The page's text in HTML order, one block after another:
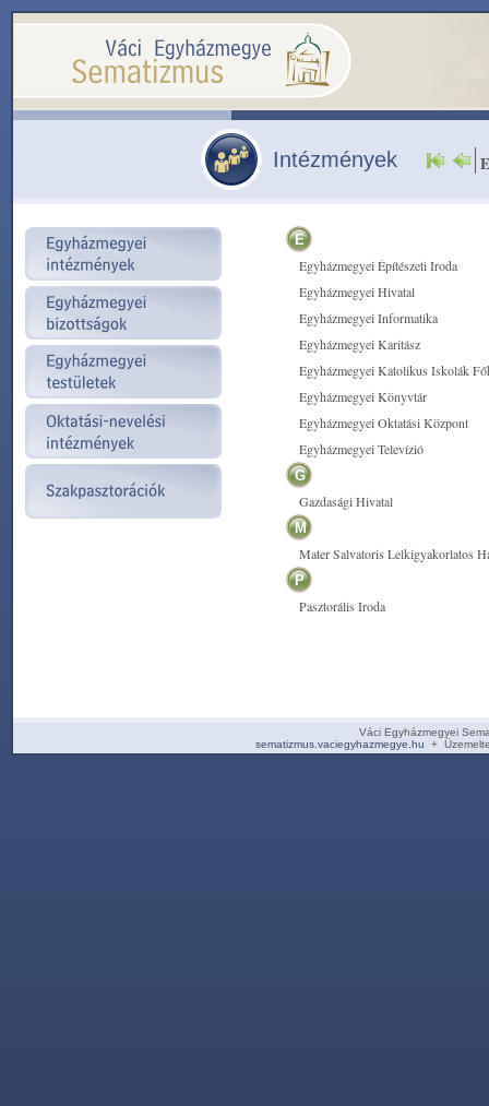
Intézmények E
E
Egyházmegyei Építészeti Iroda
Egyházmegyei Hivatal
Egyházmegyei Informatika
Egyházmegyei Karitász
Egyházmegyei Katolikus Iskolák
Egyházmegyei Könyvtár
Egyházmegyei Oktatási Központ
Egyházmegyei Televízió
G
Gazdasági Hivatal
M
Mater Salvatoris Lelkigyakorlatos
P
Pasztorális Iroda
Váci Egyházmegyei
sematizmus.vaciegyhazmegye.hu +